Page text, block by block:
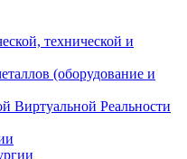
технической и
(оборудование и
Виртуальной Реальности